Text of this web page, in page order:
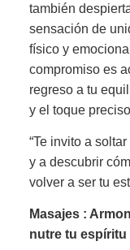
también
sensación de
físico y
compromiso es
regreso a tu
y el toque
“Te invito a
y a descubrir
volver a ser tu
Masajes :
nutre tu espíritu